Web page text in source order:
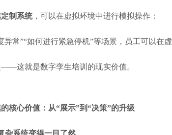
制系统，可以在虚拟环境中进行模拟操作：
异常”“如何进行紧急停机”等场景，员工可以在
这就是数字孪生培训的现实价值。
核心价值：从“展示”到“决策”的升级